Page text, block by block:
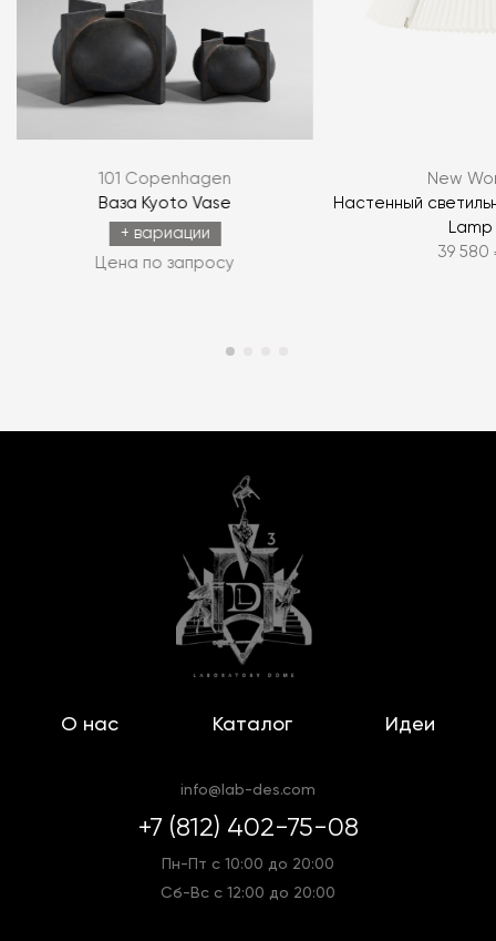
101 Copenhagen
Ваза Kyoto Vase
+ вариации
Цена по запросу
New
Настенный
Lamp
39 580
О нас Каталог Идеи
info@lab-des.com
+7 (812) 402-75-08
Пн-Пт с 10:00 до 20:00
Сб-Вс с 12:00 до 20:00